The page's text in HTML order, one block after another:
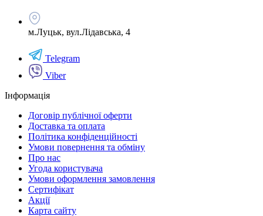
м.Луцьк, вул.Лідавська, 4
Telegram
Viber
Інформація
Договір публічної оферти
Доставка та оплата
Політика конфіденційності
Умови повернення та обміну
Про нас
Угода користувача
Умови оформлення замовлення
Сертифікат
Акції
Карта сайту